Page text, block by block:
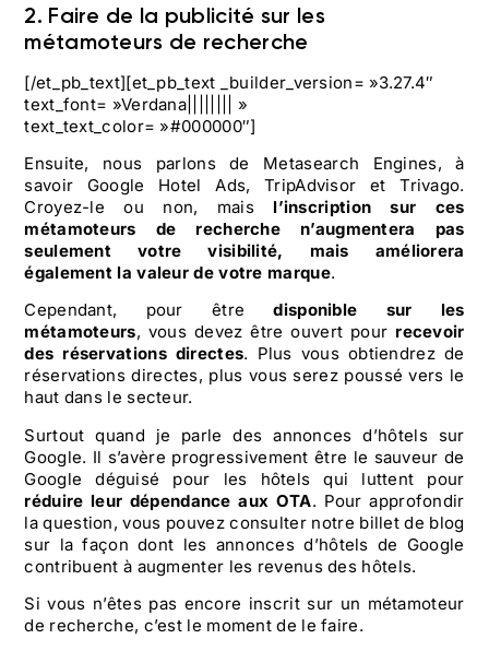
2. Faire de la publicité sur les
métamoteurs de recherche
[/et_pb_text][et_pb_text _builder_version= »3.27.4″
text_font= »Verdana|||||||| »
text_text_color= »#000000″]
Ensuite, nous parlons de Metasearch Engines, à
savoir Google Hotel Ads, TripAdvisor et Trivago.
Croyez-le ou non, mais l’inscription sur ces
métamoteurs de recherche n’augmentera pas
seulement votre visibilité, mais améliorera
également la valeur de votre marque.
Cependant, pour êtredisponible sur les
métamoteurs, vous devez être ouvert pour recevoir
des réservations directes. Plus vous obtiendrez de
réservations directes, plus vous serez poussé vers le
haut dans le secteur.
Surtout quand je parle des annonces d’hôtels sur
Google. Il s’avère progressivement être le sauveur de
Google déguisé pour les hôtels qui luttent pour
réduire leur dépendance aux OTA. Pour approfondir
la question, vous pouvez consulter notre billet de blog
sur la façon dont les annonces d’hôtels de Google
contribuent à augmenter les revenus des hôtels.
Si vous n’êtes pas encore inscrit sur un métamoteur
de recherche, c’est le moment de le faire.